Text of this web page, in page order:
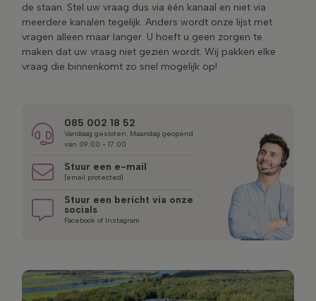
de staan. Stel uw vraag dus via één kanaal en niet via
meerdere kanalen tegelijk. Anders wordt onze lijst met
vragen alleen maar langer. U hoeft u geen zorgen te
maken dat uw vraag niet gezien wordt. Wij pakken elke
vraag die binnenkomt zo snel mogelijk op!
085 002 18 52
Vandaag gesloten. Maandag geopend
van 09:00 - 17:00
Stuur een e-mail
[email protected]
Stuur een bericht via onze
socials
Facebook of Instagram